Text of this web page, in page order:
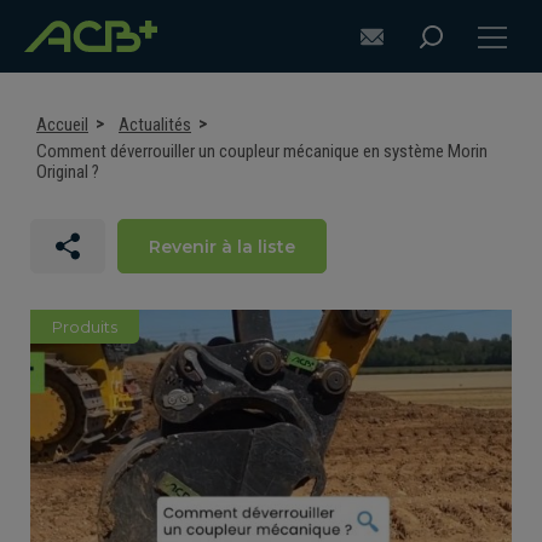
CONSEILS POUR S'ÉQUIPER
EQUIPEMENTS POUR PELLES
EQUIPEMENTS POUR CHARGEUSES
SUR-MESURE
ASSISTANCE
Accueil
Actualités
Comment déverrouiller un coupleur mécanique en système Morin
Original ?
Revenir à la liste
Produits